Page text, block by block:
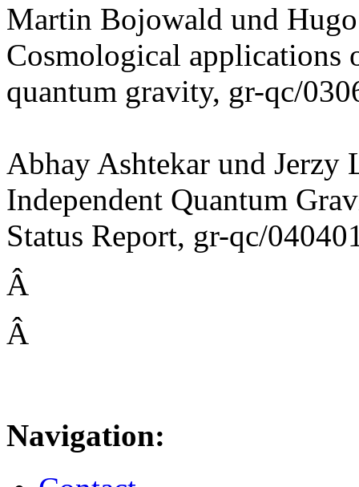
Martin Bojowald und
Cosmological applications
quantum gravity, gr-qc/
Abhay Ashtekar und Jerzy
Independent Quantum
Status Report, gr-qc/
Â
Â
Navigation: